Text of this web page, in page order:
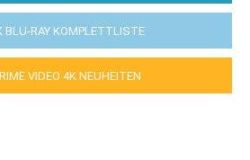
BLU-RAY KOMPLETTLISTE
VIDEO 4K NEUHEITEN